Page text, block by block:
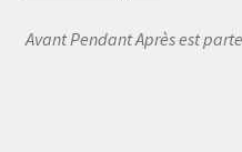
Avant Pendant Après est